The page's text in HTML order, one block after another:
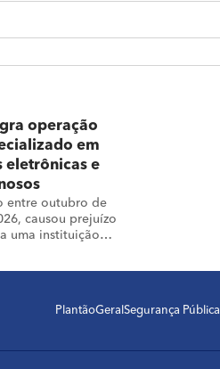
operação
em
eletrônicas e
entre outubro de
causou prejuízo
uma instituição
PlantãoGeral Segurança Pública